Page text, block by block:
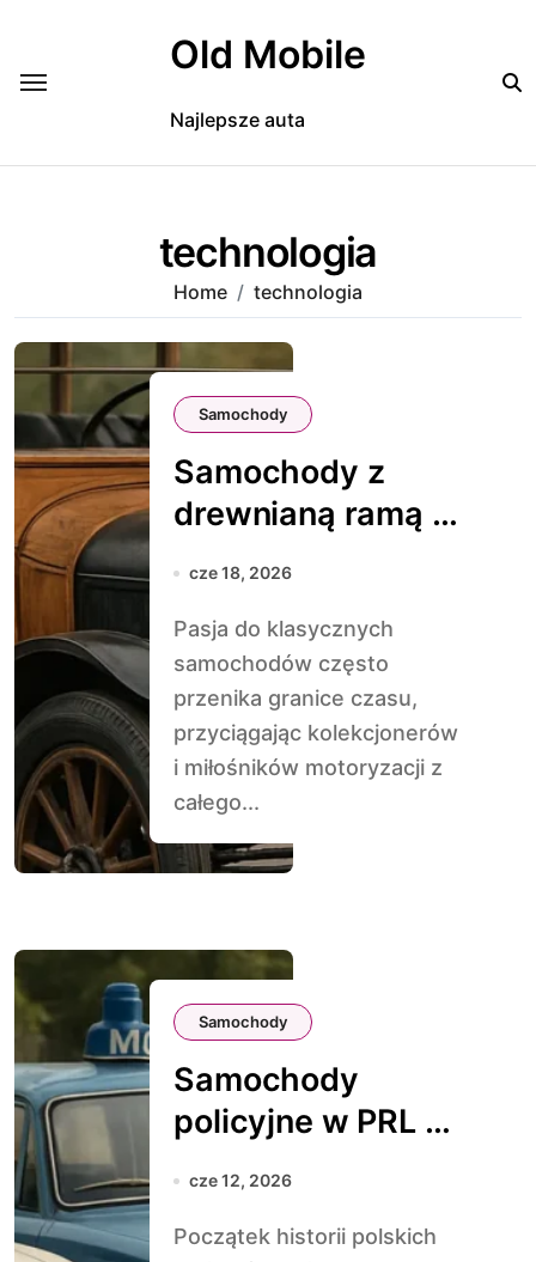
Old Mobile
Najlepsze auta
technologia
Home technologia
Samochody
Samochody z
drewnianą ramą –
konstrukcje retro
cze 18, 2026
Pasja do klasycznych
samochodów często
przenika granice czasu,
przyciągając kolekcjonerów
i miłośników motoryzacji z
całego...
Samochody
Samochody
policyjne w PRL –
historia i modele
cze 12, 2026
Początek historii polskich